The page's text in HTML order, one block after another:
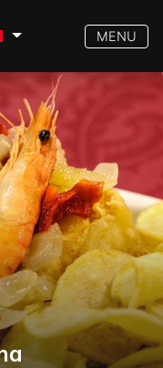
MENU